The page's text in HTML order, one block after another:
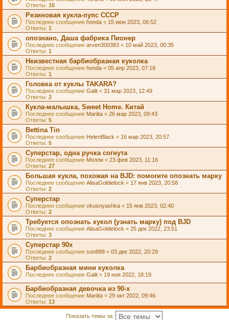
Ответы: 16
Резиновая кукла-пупс СССР
Последнее сообщение honda « 15 июн 2023, 06:52
Ответы: 1
опознано, Даша фабрика Пионер
Последнее сообщение arven300383 « 10 май 2023, 00:35
Ответы: 1
Неизвестная барбиобразная куколка
Последнее сообщение honda « 05 апр 2023, 07:18
Ответы: 1
Головка от куклы TAKARA?
Последнее сообщение Galit « 31 мар 2023, 12:49
Ответы: 2
Кукла-малышка, Sweet Home. Китай
Последнее сообщение Mariita « 26 мар 2023, 09:43
Ответы: 5
Bettina Tin
Последнее сообщение HelenBlack « 16 мар 2023, 20:57
Ответы: 5
Суперстар, одна ручка согнута
Последнее сообщение Молли « 23 фев 2023, 11:16
Ответы: 27
Большая кукла, похожая на BJD: помогите опознать марку
Последнее сообщение AlisaGoldielock « 17 янв 2023, 20:58
Ответы: 2
Суперстар
Последнее сообщение vkusnyashka « 15 янв 2023, 02:40
Ответы: 2
Требуется опознать кукол (узнать марку) под BJD
Последнее сообщение AlisaGoldielock « 25 дек 2022, 23:51
Ответы: 3
Суперстар 90х
Последнее сообщение son888 « 03 дек 2022, 20:29
Ответы: 2
Барбиобразная мини куколка
Последнее сообщение Galit « 19 ноя 2022, 18:19
Барбиобразная девочка из 90-х
Последнее сообщение Mariita « 29 окт 2022, 09:46
Ответы: 13
Показать темы за: